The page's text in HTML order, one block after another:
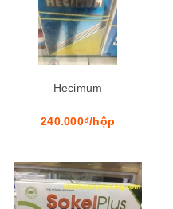
Hecimum
240.000₫/hộp